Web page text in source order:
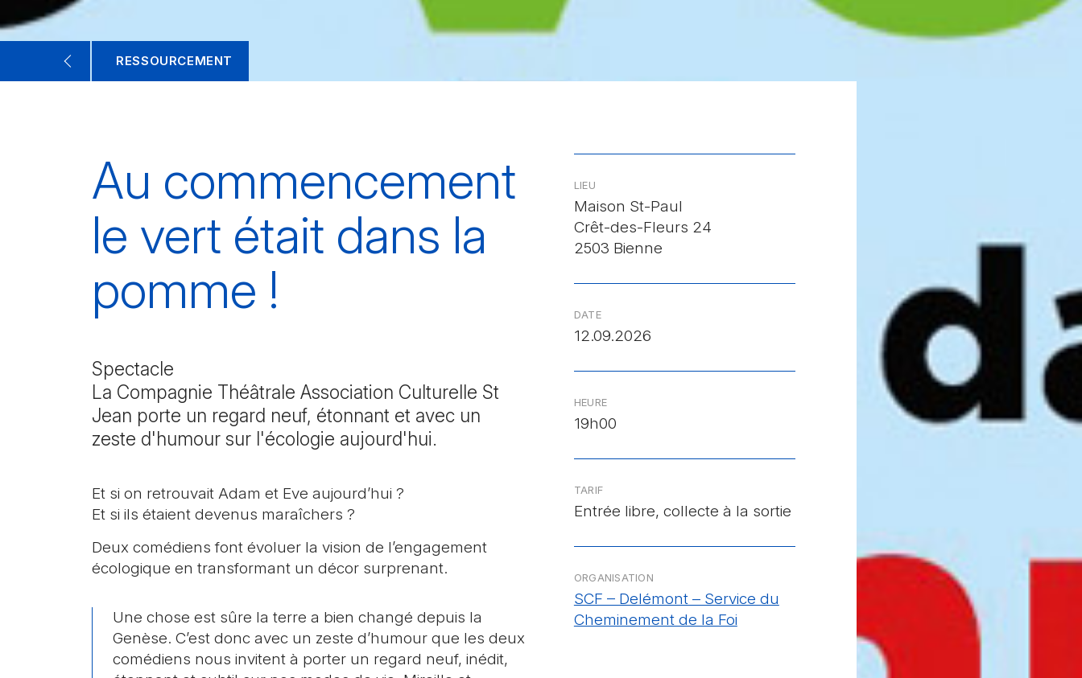
RESSOURCEMENT
Au commencement
le vert était dans la
pomme !
Spectacle
La Compagnie Théâtrale Association Culturelle St
Jean porte un regard neuf, étonnant et avec un
zeste d'humour sur l'écologie aujourd'hui.
Et si on retrouvait Adam et Eve aujourd’hui ?
Et si ils étaient devenus maraîchers ?
Deux comédiens font évoluer la vision de l’engagement
écologique en transformant un décor surprenant.
Une chose est sûre la terre a bien changé depuis la
Genèse. C’est donc avec un zeste d’humour que les deux
comédiens nous invitent à porter un regard neuf, inédit,
LIEU
Maison St-Paul
Crêt-des-Fleurs 24
2503 Bienne
DATE
12.09.2026
HEURE
19h00
TARIF
Entrée libre, collecte à la sortie
ORGANISATION
SCF – Delémont – Service du
Cheminement de la Foi